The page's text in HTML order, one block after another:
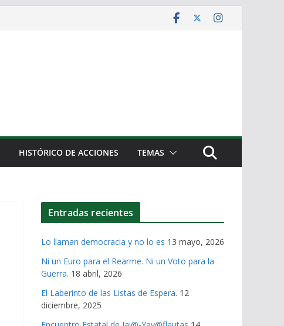
HISTÓRICO DE ACCIONES TEMAS
Entradas recientes
Lo llaman democracia y no lo es 13 mayo, 2026
Ni un Euro para el Rearme. Ni un Voto para la
Guerra. 18 abril, 2026
El Laberinto de las Listas de Espera. 12
diciembre, 2025